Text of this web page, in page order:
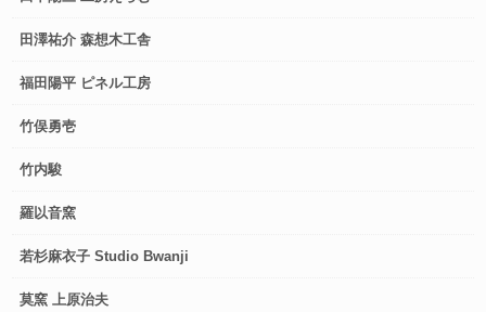
田澤祐介 森想木工舎
福田陽平 ピネル工房
竹俣勇壱
竹内駿
羅以音窯
若杉麻衣子 Studio Bwanji
莫窯 上原治夫